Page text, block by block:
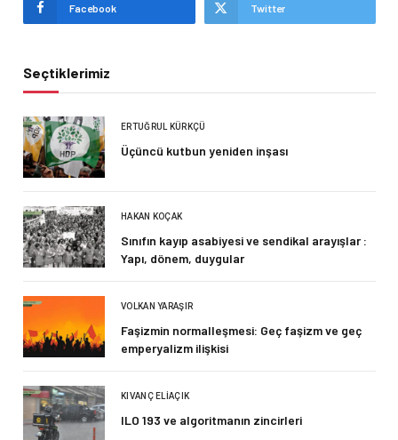
Facebook Twitter
Seçtiklerimiz
ERTUĞRUL KÜRKÇÜ
Üçüncü kutbun yeniden inşası
HAKAN KOÇAK
Sınıfın kayıp asabiyesi ve sendikal arayışlar :
Yapı, dönem, duygular
VOLKAN YARAŞIR
Faşizmin normalleşmesi: Geç faşizm ve geç
emperyalizm ilişkisi
KIVANÇ ELIAÇIK
ILO 193 ve algoritmanın zincirleri